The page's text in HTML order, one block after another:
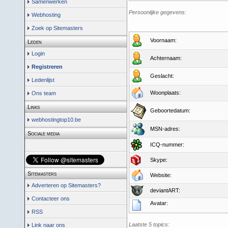
Samenwerken
Webhosting
Zoek op Sitemasters
Leden
Login
Registreren
Ledenlijst
Ons team
Links
webhostingtop10.be
Sociale media
Sitemasters
Adverteren op Sitemasters?
Contacteer ons
RSS
Link naar ons
Persoonlijke gegevens:
Voornaam:
Achternaam:
Geslacht:
Woonplaats:
Geboortedatum:
MSN-adres:
ICQ-nummer:
Skype:
Website:
deviantART:
Avatar:
Laatste 5 topics: